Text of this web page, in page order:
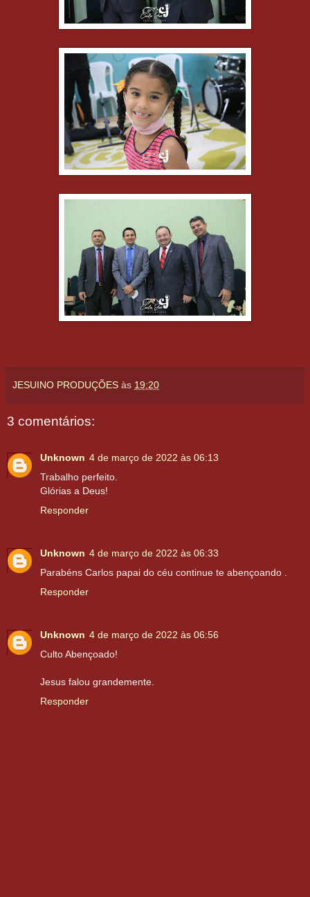
JESUINO PRODUÇÕES às 19:20
3 comentários:
Unknown 4 de março de 2022 às 06:13
Trabalho perfeito.
Glórias a Deus!
Responder
Unknown 4 de março de 2022 às 06:33
Parabéns Carlos papai do céu continue te abençoando .
Responder
Unknown 4 de março de 2022 às 06:56
Culto Abençoado!
Jesus falou grandemente.
Responder